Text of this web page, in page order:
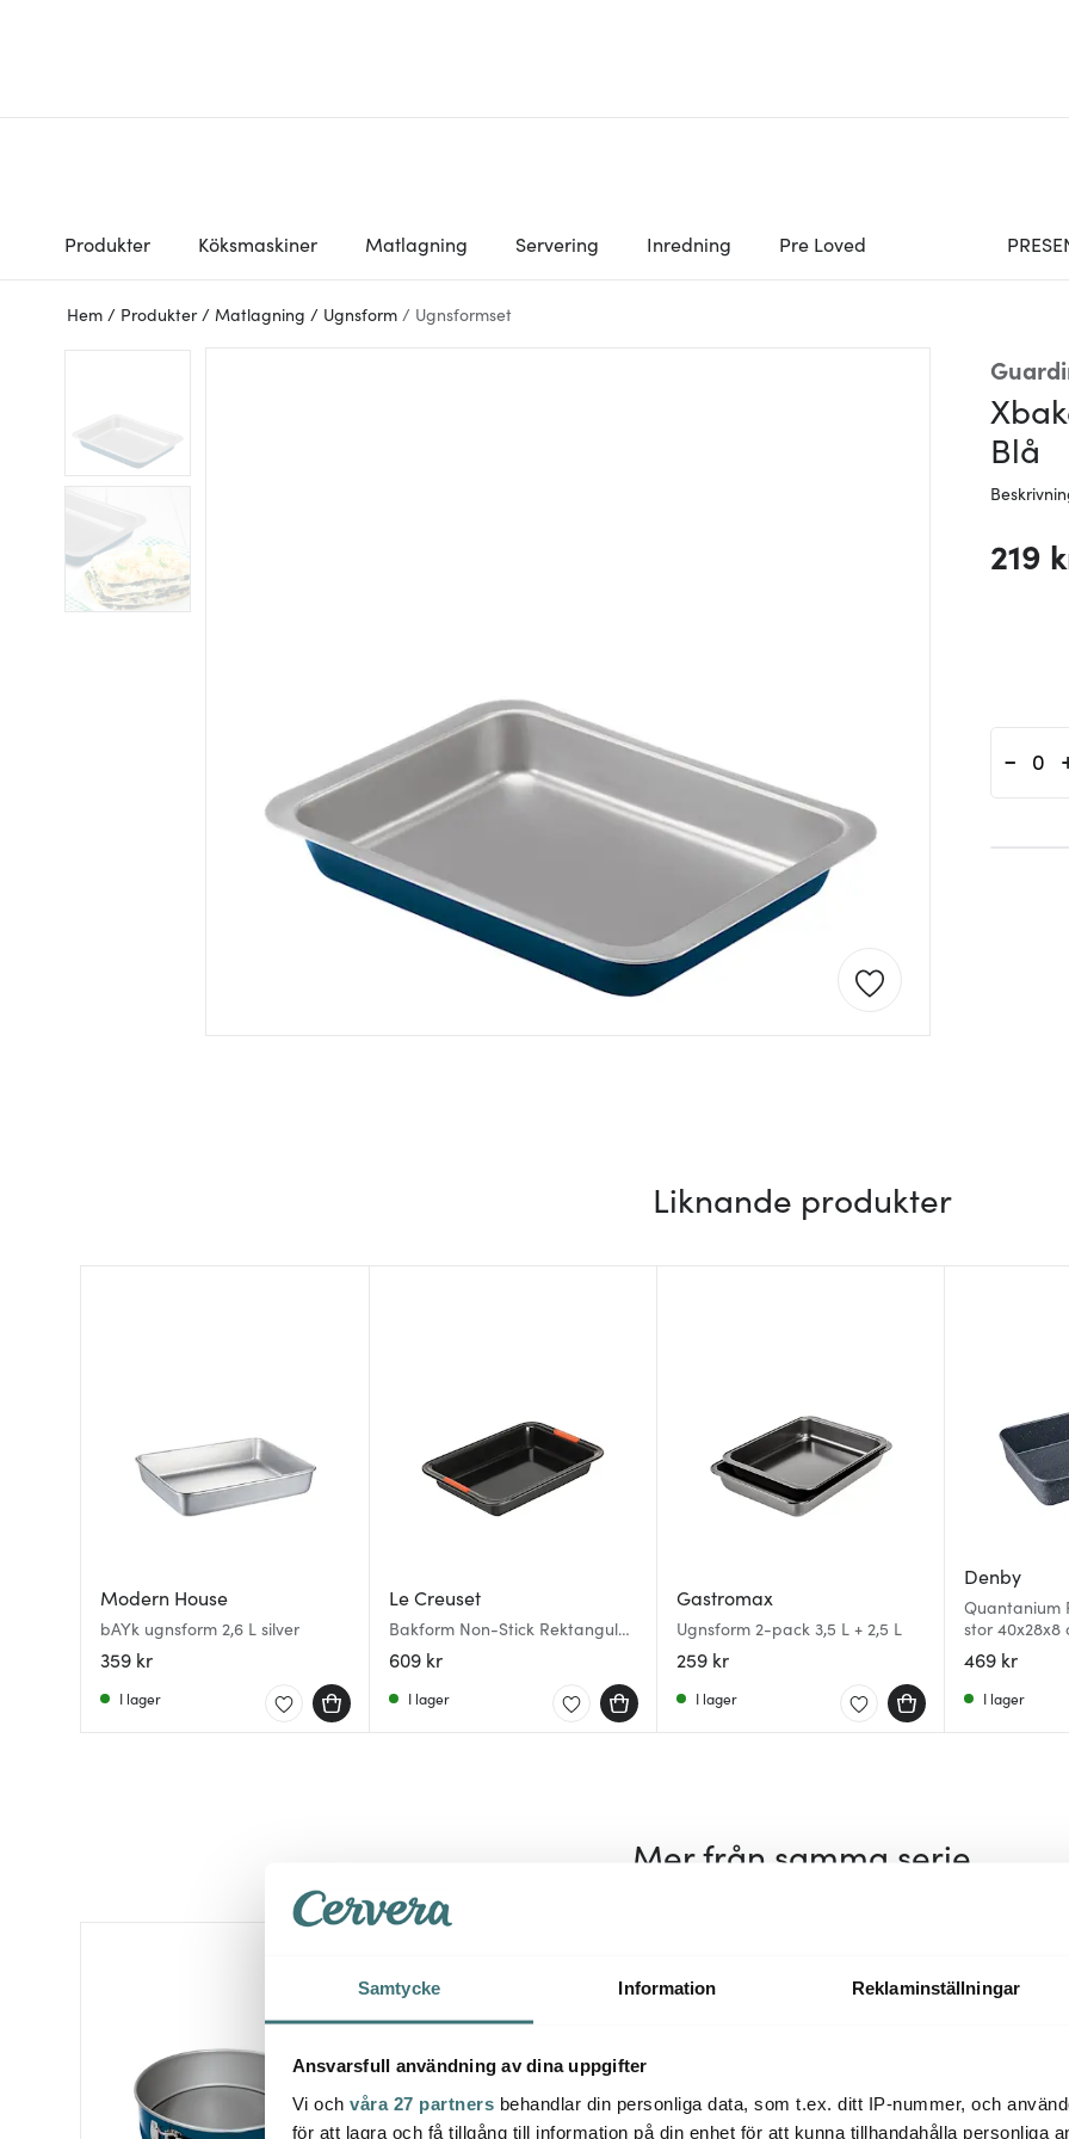
Samtycke Information Reklaminställningar
Ansvarsfull användning av dina uppgifter
Vi och våra 27 partners behandlar din personliga data, som t.ex. ditt IP-nummer, och
för att lagra och få tillgång till information på din enhet för att kunna tillhandahålla personliga
Produkter Köksmaskiner Matlagning Servering Inredning Pre Loved
Hem / Produkter / Matlagning / Ugnsform / Ugnsformset
Blå
219
-
Liknande produkter
Modern House
bAYk ugnsform 2,6 L silver
359 kr
I lager
Le Creuset
Bakform Non-Stick Rektangulär
33x23 cm
609 kr
I lager
Gastromax
Ugnsform 2-pack 3,5 L + 2,5 L
259 kr
I lager
Denby
Quantanium
stor 40x28x8
469 kr
I lager
Mer från samma serie